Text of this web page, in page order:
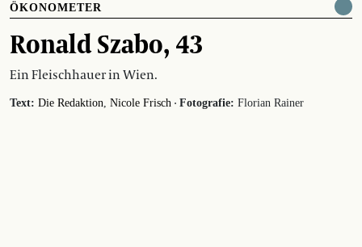
ÖKONOMETER
Ronald Szabo, 43
Ein Fleischhauer in Wien.
Text: Die Redaktion Nicole Frisch · Fotografie: Florian Rainer